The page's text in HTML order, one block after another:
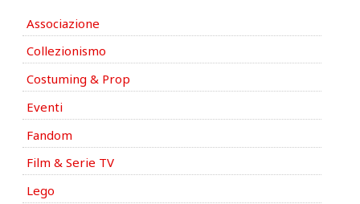
Associazione
Collezionismo
Costuming & Prop
Eventi
Fandom
Film & Serie TV
Lego